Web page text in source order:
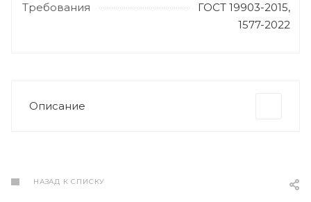
Требования
ГОСТ 19903-2015,
1577-2022
Описание
НАЗАД К СПИСКУ